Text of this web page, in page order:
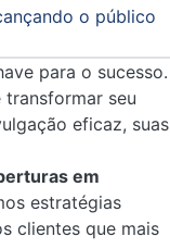
o público
para o sucesso.
transformar seu
eficaz, suas
em
estratégias
clientes que mais